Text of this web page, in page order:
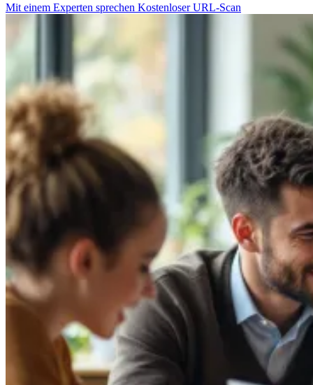
Mit einem Experten sprechen Kostenloser URL-Scan